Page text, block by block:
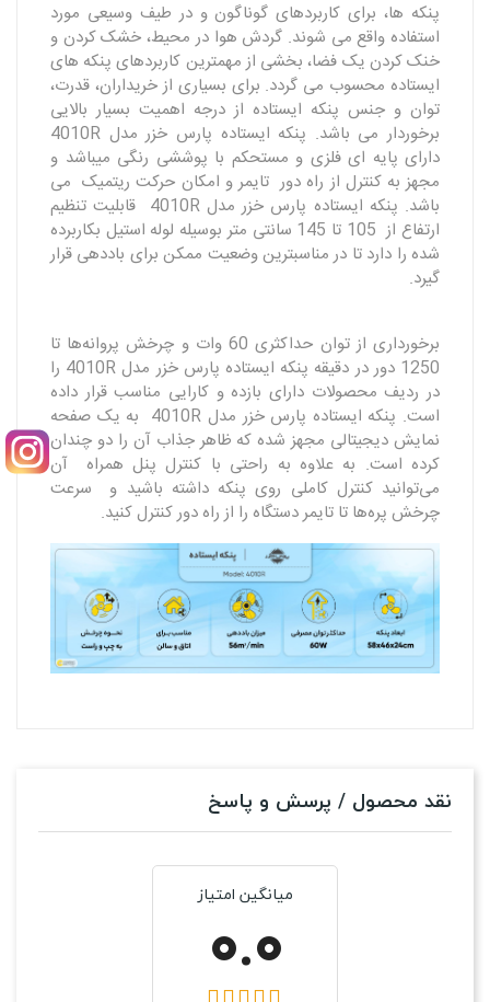
پنکه ها، برای کاربردهای گوناگون و در طیف وسیعی مورد
استفاده واقع می شوند. گردش هوا در محیط، خشک کردن و
خنک کردن یک فضا، بخشی از مهمترین کاربردهای پنکه های
ایستاده محسوب می گردد. برای بسیاری از خریداران، قدرت،
توان و جنس پنکه ایستاده از درجه اهمیت بسیار بالایی
برخوردار می باشد. پنکه ایستاده پارس خزر مدل 4010R
دارای پایه ای فلزی و مستحکم با پوششی رنگی میباشد و
مجهز به کنترل از راه دور تایمر و امکان حرکت ریتمیک می
باشد. پنکه ایستاده پارس خزر مدل 4010R قابلیت تنظیم
ارتفاع از 105 تا 145 سانتی متر بوسیله لوله استیل بکاربرده
شده را دارد تا در مناسبترین وضعیت ممکن برای باددهی قرار
گیرد.
برخورداری از توان حداکثری 60 وات و چرخش پروانه‌ها تا
1250 دور در دقیقه پنکه ایستاده پارس خزر مدل 4010R را
در ردیف محصولات دارای بازده و کارایی مناسب قرار داده
است. پنکه ایستاده پارس خزر مدل 4010R به یک صفحه
نمایش دیجیتالی مجهز شده که ظاهر جذاب آن را دو چندان
کرده است. به علاوه به راحتی با کنترل پنل همراه آن
می‌توانید کنترل کاملی روی پنکه داشته باشید و سرعت
چرخش پره‌ها تا تایمر دستگاه را از راه دور کنترل کنید.
نقد محصول / پرسش و پاسخ
میانگین امتیاز
0.0